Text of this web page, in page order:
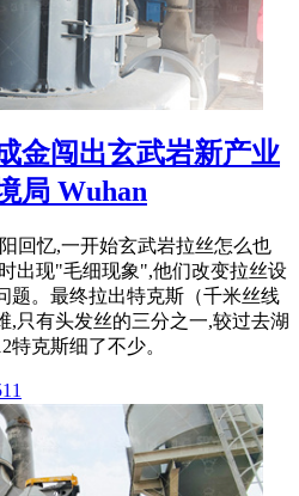
金闯出玄武岩新产业
局 Wuhan
回忆,一开始玄武岩拉丝怎么也
出现"毛细现象",他们改变拉丝设
题。最终拉出特克斯（千米丝线
,只有头发丝的三分之一,较过去湖
特克斯细了不少。